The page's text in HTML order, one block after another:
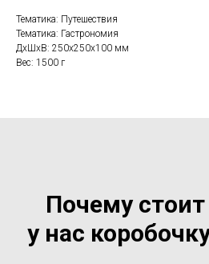
Тематика: Путешествия
Тематика: Гастрономия
ДxШxВ: 250x250x100 мм
Вес: 1500 г
Почему стоит
у нас